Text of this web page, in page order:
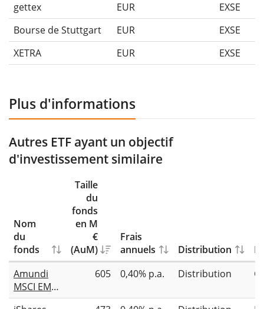
gettex
EUR
EXSE
Bourse de Stuttgart
EUR
EXSE
XETRA
EUR EXSE
Plus d'informations
Autres ETF ayant un objectif
d'investissement similaire
Nom
du
fonds
Taille
du
fonds
en M
€
(AuM)
Frais
annuels
Distribution
Amundi
MSCI EMU
Small Cap
605 0,40% p.a. Distribution